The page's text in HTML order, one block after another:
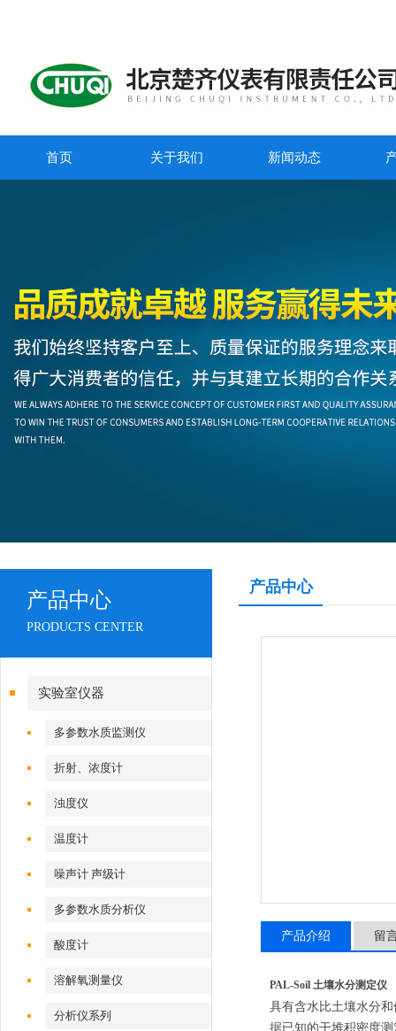
首页 关于我们 新闻动态
产品中心
PRODUCTS CENTER
实验室仪器
多参数水质监测仪
折射、浓度计
浊度仪
温度计
噪声计 声级计
多参数水质分析仪
酸度计
溶解氧测量仪
分析仪系列
产品中心
产品介绍 留
PAL-Soil 土壤水分测定仪
具有含水比土壤水分
据已知的干堆积密度